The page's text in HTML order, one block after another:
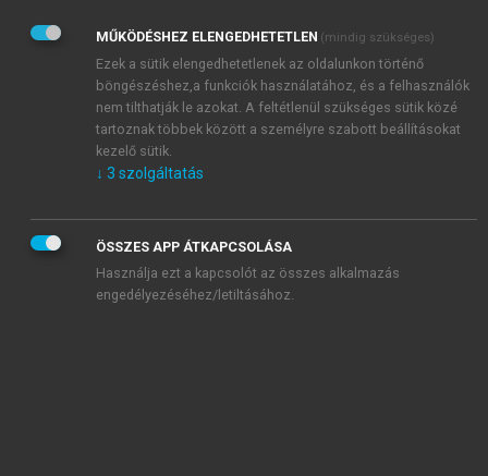
Adatkezelési tájékoztatóbanfoglaltakat tudomásul
veszem és elfogadom.
Általános vásárlási feltételeket, valamint a szotar.netés a
mersz.huoldalak licencszerződéseiben foglaltakat
tudomásul veszem és elfogadom.
KIPRÓBÁLOM
MŰKÖDÉSHEZ ELENGEDHETETLEN (mindig szükséges)
Ezek a sütik elengedhetetlenek az oldalunkon történő
böngészéshez,a funkciók használatához, és a felhasználók
nem tilthatják le azokat. A feltétlenül szükséges sütik közé
tartoznak többek között a személyre szabott beállításokat
kezelő sütik.
↓ 3 szolgáltatás
ÖSSZES APP ÁTKAPCSOLÁSA
Használja ezt a kapcsolót az összes alkalmazás
engedélyezéséhez/letiltásához.